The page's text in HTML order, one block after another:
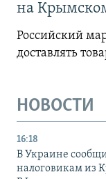
на
Российский
доставлять
НОВОСТИ
16:18
В Украине
налоговикам из